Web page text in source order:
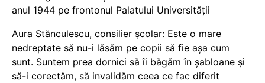
anul 1944 pe frontonul Palatului Universității
Aura Stănculescu, consilier școlar: Este o mare
nedreptate să nu-i lăsăm pe copii să fie așa cum
sunt. Suntem prea dornici să îi băgăm în șabloane și
să-i corectăm, să invalidăm ceea ce fac diferit